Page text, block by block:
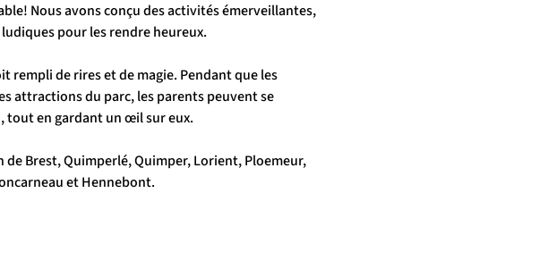
Nous avons conçu des activités émerveillantes,
pour les rendre heureux.
rempli de rires et de magie. Pendant que les
attractions du parc, les parents peuvent se
tout en gardant un œil sur eux.
Brest, Quimperlé, Quimper, Lorient, Ploemeur,
et Hennebont.